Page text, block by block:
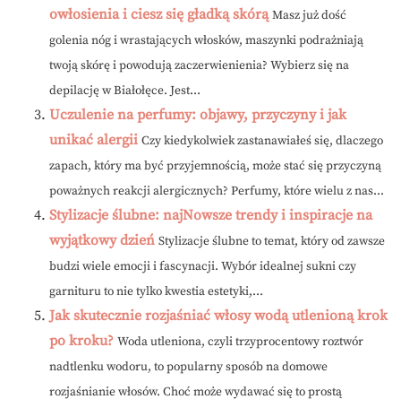
owłosienia i ciesz się gładką skórą Masz już dość
golenia nóg i wrastających włosków, maszynki podrażniają
twoją skórę i powodują zaczerwienienia? Wybierz się na
depilację w Białołęce. Jest...
Uczulenie na perfumy: objawy, przyczyny i jak
unikać alergii Czy kiedykolwiek zastanawiałeś się, dlaczego
zapach, który ma być przyjemnością, może stać się przyczyną
poważnych reakcji alergicznych? Perfumy, które wielu z nas...
Stylizacje ślubne: najNowsze trendy i inspiracje na
wyjątkowy dzień Stylizacje ślubne to temat, który od zawsze
budzi wiele emocji i fascynacji. Wybór idealnej sukni czy
garnituru to nie tylko kwestia estetyki,...
Jak skutecznie rozjaśniać włosy wodą utlenioną krok
po kroku? Woda utleniona, czyli trzyprocentowy roztwór
nadtlenku wodoru, to popularny sposób na domowe
rozjaśnianie włosów. Choć może wydawać się to prostą